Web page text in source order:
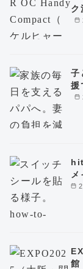
ク
子
援
館